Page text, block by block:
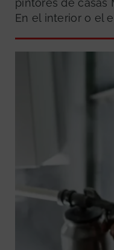
En el interior o el